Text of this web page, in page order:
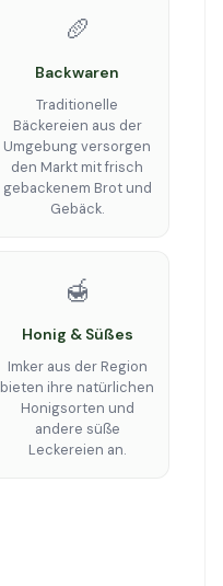
🥖
Backwaren
Traditionelle
Bäckereien aus der
Umgebung versorgen
den Markt mit frisch
gebackenem Brot und
Gebäck.
🍯
Honig & Süßes
Imker aus der Region
bieten ihre natürlichen
Honigsorten und
andere süße
Leckereien an.